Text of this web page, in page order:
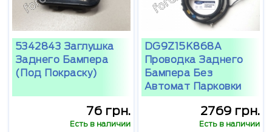
5342843 Заглушка
Заднего Бампера
(под Покраску)
76 грн.
Есть в наличии
DG9Z15K868A
Проводка Заднего
Бампера Без
Автомат Парковки
2769 грн.
Есть в наличии